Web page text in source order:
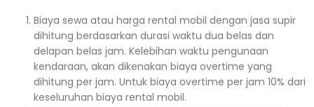
Biaya sewa atau harga rental mobil dengan jasa supir
dihitung berdasarkan durasi waktu dua belas dan
delapan belas jam. Kelebihan waktu pengunaan
kendaraan, akan dikenakan biaya overtime yang
dihitung per jam. Untuk biaya overtime per jam 10% dari
keseluruhan biaya rental mobil.